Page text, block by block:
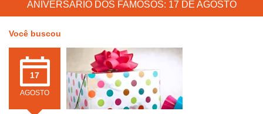
ANIVERSÁRIO DOS FAMOSOS: 17 DE AGOSTO
Você buscou
17
AGOSTO